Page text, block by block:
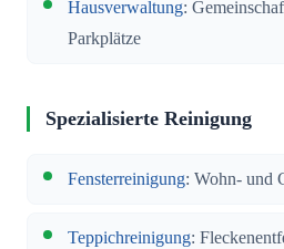
Hausverwaltung:
Parkplätze
Spezialisierte Reinigung
Fensterreinigung: Wohn- und
Teppichreinigung: